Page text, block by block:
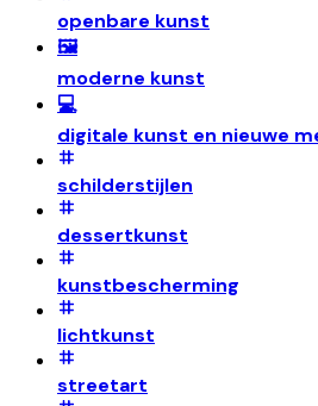
openbare kunst
🖼️
moderne kunst
💻
digitale kunst en nieuwe
schilderstijlen
dessertkunst
kunstbescherming
lichtkunst
streetart